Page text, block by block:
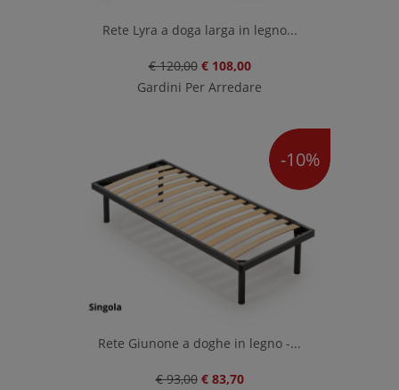
Rete Lyra a doga larga in legno...
€ 120,00 € 108,00
Gardini Per Arredare
-10%
Rete Giunone a doghe in legno -...
€ 93,00 € 83,70